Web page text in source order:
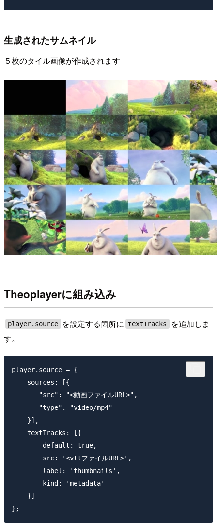
生成されたサムネイル
５枚のタイル画像が作成されます
Theoplayerに組み込み
player.source を設定する箇所に textTracks
を追加しま
す。
player.source = {
    sources: [{
       "src": "<動画ファイルURL>",
       "type": "video/mp4"
    }],
    textTracks: [{
        default: true,
        src: '<vttファイルURL>',
        label: 'thumbnails',
        kind: 'metadata'
    }]